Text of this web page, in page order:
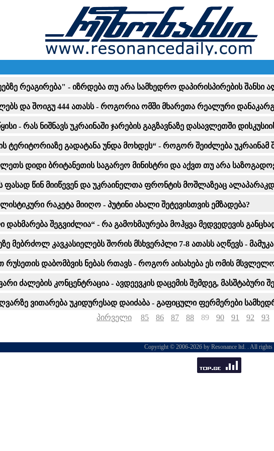
რეაგირება" - იზრდება თუ არა სამხედრო დაპირისპირების შანსი
და შოიგუ 444 ათასს - როგორია ომში მხარეთა რეალური
- რას ნიშნავს უკრაინაში ჯარების გაგზავნაზე დასავლეთში
ტერიტორიაზე გადატანა უნდა მოხდეს“ - როგორ შეიძლება
დიდი ბრიტანეთის საგარეო მინისტრი და აქვთ თუ არა
წინ მიიწევენ და უკრაინელთა ფრონტის მოშლაზეაც
რაკეტა მიიღო - პუტინი ახალი შეტევისთვის ემზადება?
შეგვიძლია“ - რა გამოხმაურება მოჰყვა მედვედევის
მებრძოლ კავკასიელებს შორის მსხვერპლი 7-8 ათასს აღწევს -
რუსეთის დაბომბვის ნებას რთავს - როგორ აისახება ეს ომის
ძალების კონცენტრაცია - ავდეევკის დაცემის შემდეგ,
ვითარება უკიდურესად დაიძაბა - გაფიცული ფერმერები
პირველი
85 86 87 88 89 90 91 92 93
Copyright © 2006-2026 by Resonance ltd. . All rights